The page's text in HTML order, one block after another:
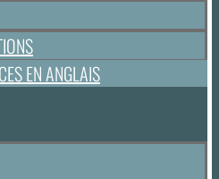
EN ANGLAIS